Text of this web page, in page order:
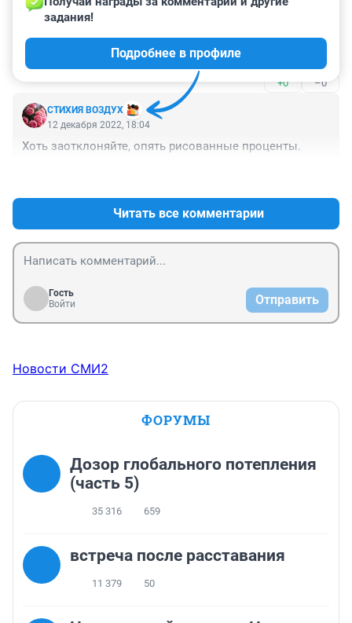
В аптеках лекарств нет. Я понимаю что сво это не........
Но надо и о тыле подумать. Нет самого
+0 –0
СТИХИЯ ВОЗДУХ
задания!
Подробнее в профиле
12 декабря 2022, 18:04
Хоть заотклоняйте, опять рисованные проценты.
Читать все комментарии
Гость
Войти
Отправить
Новости СМИ2
ФОРУМЫ
Дозор глобального потепления
(часть 5)
35 316 659
встреча после расставания
11 379 50